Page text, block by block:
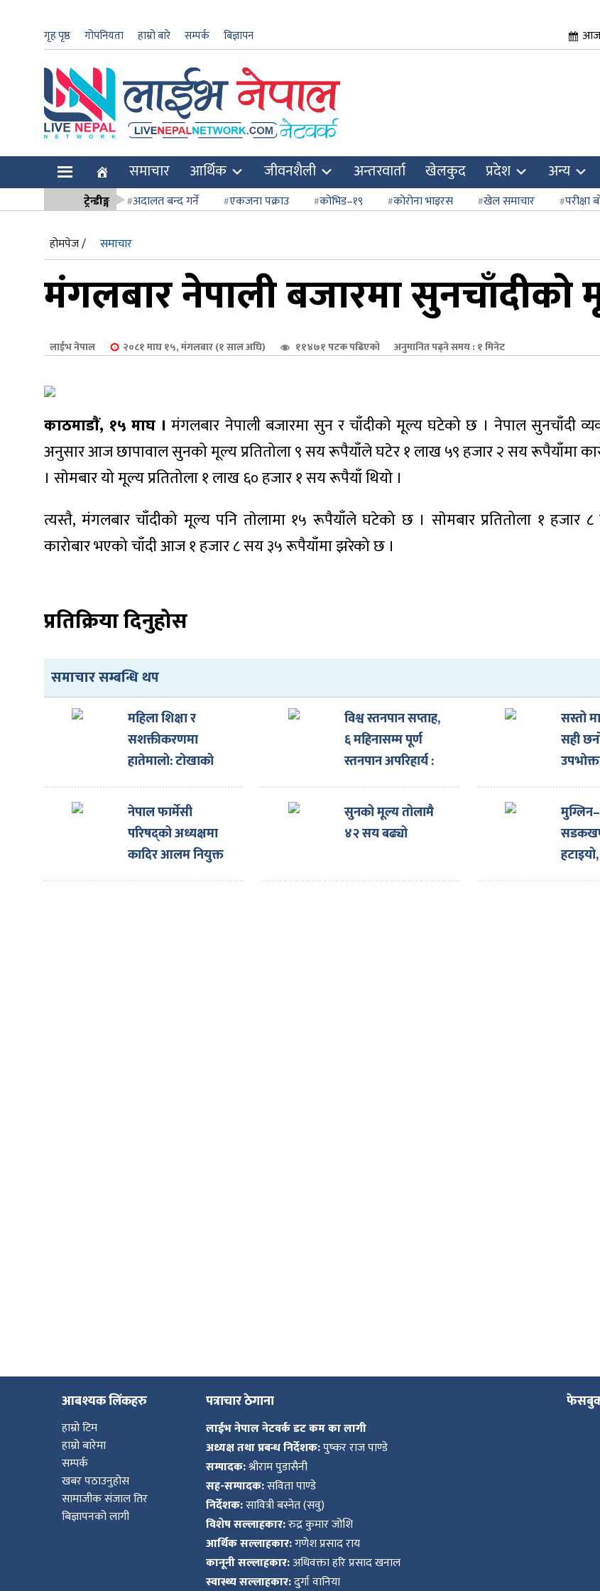
गृह पृष्ठ गोपनियता हाम्रो बारे सम्पर्क बिज्ञापन
समाचार आर्थिक जीवनशैली अन्तरवार्ता खेलकुद प्रदेश अन्य
ट्रेन्डीङ्ग अदालत बन्द गर्ने एकजना पक्राउ कोभिड–१९ कोरोना भाइरस खेल समाचार परीक्षा
होमपेज /
समाचार
मंगलबार नेपाली बजारमा सुनचाँदीको
लाईभ नेपाल २०८१ माघ १५, मंगलबार (१ साल अघि) ११४७१ पटक पढिएको अनुमानित पढ्ने समय : १ मिनेट
काठमाडाैं, १५ माघ । मंगलबार नेपाली बजारमा सुन र चाँदीको मूल्य घटेको छ । नेपाल सुनचाँदी
अनुसार आज छापावाल सुनको मूल्य प्रतितोला ९ सय रूपैयाँले घटेर १ लाख ५९ हजार २ सय रूपैयाँमा
। साेमबार यो मूल्य प्रतितोला १ लाख ६० हजार १ सय रूपैयाँ थियो ।
त्यस्तै, मंगलबार चाँदीको मूल्य पनि ताेलामा १५ रूपैयाँले घटेको छ । साेमबार प्रतितोला १ हजार
कारोबार भएको चाँदी आज १ हजार ८ सय ३५ रूपैयाँमा झरेको छ ।
प्रतिक्रिया दिनुहोस
समाचार सम्बन्धि थप
महिला शिक्षा र
सशक्तीकरणमा
हातेमालो: टोखाको
चेतना महिला
विद्यालयलाई नेपाल
एसबिआई मर्चेन्ट
बैंकको प्रिन्टर
विश्व स्तनपान सप्ताह,
६ महिनासम्म पूर्ण
स्तनपान अपरिहार्य :
डा. रमिता श्रेष्ठ
सस्तो
सही
सोच
नेपाल फार्मेसी
परिषद्को अध्यक्षमा
कादिर आलम नियुक्त
सुनको मूल्य तोलामै
४२ सय बढ्यो
आबश्यक लिंकहरु
हाम्रो टिम
हाम्रो बारेमा
सम्पर्क
खबर पठाउनुहोस
सामाजीक संजाल तिर
बिज्ञापनको लागी
पत्राचार ठेगाना
लाईभ नेपाल नेटवर्क डट कम का लागी
अध्यक्ष तथा प्रबन्ध निर्देशक:पुष्कर राज पाण्डे
सम्पादक:श्रीराम पुडासैनी
सह-सम्पादक:सविता पाण्डे
निर्देशक:सावित्री बस्नेत (सवु)
विशेष सल्लाहकार:रुद्र कुमार जोशि
आर्थिक सल्लाहकार:गणेश प्रसाद राय
कानूनी सल्लाहकार:अधिवक्ता हरि प्रसाद खनाल
स्वास्थ्य सल्लाहकार:दुर्गा वानिया